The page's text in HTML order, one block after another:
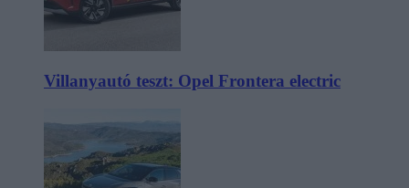
Villanyautó teszt: Opel Frontera electric